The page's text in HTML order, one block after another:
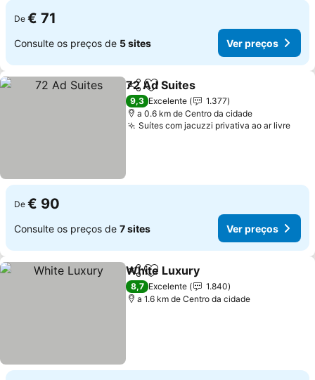
De € 71
Consulte os preços de 5 sites Ver preços
PartilharAdicionar aos favoritos
72 Ad Suites
9,3 Excelente
1.377
a 0.6 km de Centro da cidade
Suítes com jacuzzi privativa ao ar livre
De € 90
Consulte os preços de 7 sites Ver preços
PartilharAdicionar aos favoritos
White Luxury
8,7 Excelente
1.840
a 1.6 km de Centro da cidade